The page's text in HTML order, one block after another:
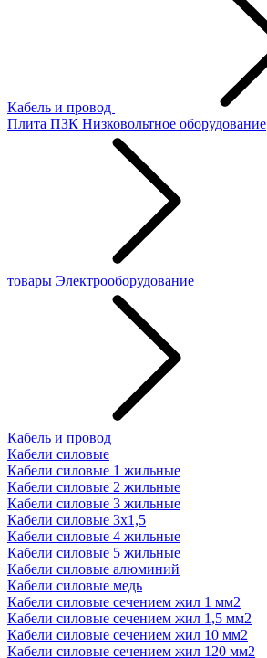
Кабель и провод
Плита ПЗК Низковольтное оборудование
товары Электрооборудование
Кабель и провод
Кабели силовые
Кабели силовые 1 жильные
Кабели силовые 2 жильные
Кабели силовые 3 жильные
Кабели силовые 3х1,5
Кабели силовые 4 жильные
Кабели силовые 5 жильные
Кабели силовые алюминий
Кабели силовые медь
Кабели силовые сечением жил 1 мм2
Кабели силовые сечением жил 1,5 мм2
Кабели силовые сечением жил 10 мм2
Кабели силовые сечением жил 120 мм2